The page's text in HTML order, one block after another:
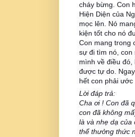
cháy bừng. Con
Hiện Diện của
mọc lên. Nó
kiện tốt cho nó
Con mang trong
sự đi tìm nó, con
mình về điều
được tự do.
hết con phải ước
Lời đáp trả:
Cha ơi ! Con đã
con đã không
là và nhẹ dạ của
thể thưởng thức